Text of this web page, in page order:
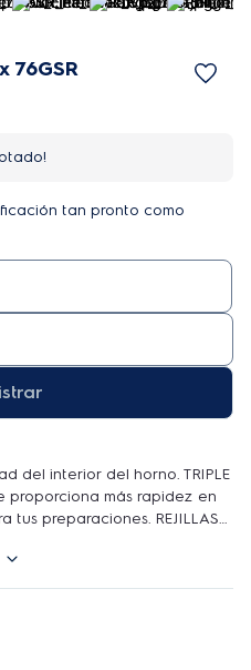
76GSR
tan pronto como
del interior del horno. TRIPLE
proporciona más rapidez en
tus preparaciones. REJILLAS
de residuos. TRABA/ABRE
limpieza de la puerta del